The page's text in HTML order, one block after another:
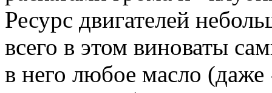
Ресурс двигателей
всего в этом виноваты
в него любое масло (даже